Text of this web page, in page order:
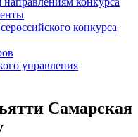
конкурса
управления
Самарская